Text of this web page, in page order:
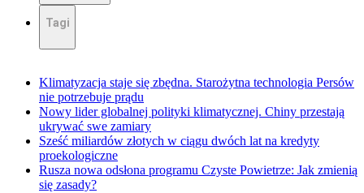
Tagi
Klimatyzacja staje się zbędna. Starożytna technologia Persów
nie potrzebuje prądu
Nowy lider globalnej polityki klimatycznej. Chiny przestają
ukrywać swe zamiary
Sześć miliardów złotych w ciągu dwóch lat na kredyty
proekologiczne
Rusza nowa odsłona programu Czyste Powietrze: Jak zmienią
się zasady?